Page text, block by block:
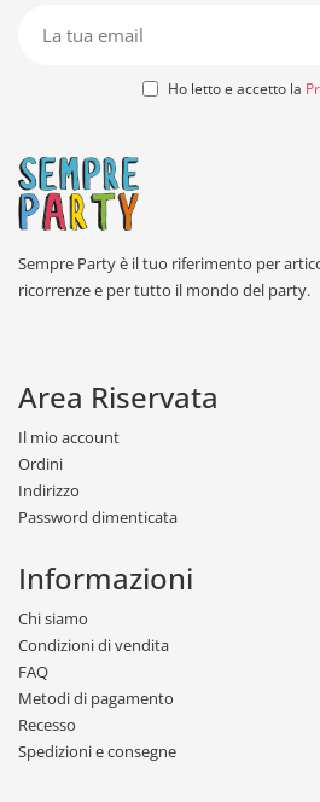
Ho letto e accetto la
Sempre Party è il tuo riferimento per
ricorrenze e per tutto il mondo del party.
Area Riservata
Il mio account
Ordini
Indirizzo
Password dimenticata
Informazioni
Chi siamo
Condizioni di vendita
FAQ
Metodi di pagamento
Recesso
Spedizioni e consegne